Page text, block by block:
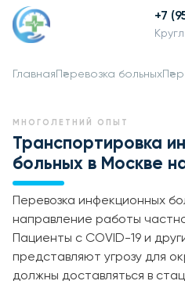
+7
Главная Перевозка больных
МНОГОЛЕТНИЙ ОПЫТ
Транспортировка
больных в Москве
Перевозка инфекционных
направление работы
Пациенты с COVID-19 и
представляют угрозу для
должны доставляться в